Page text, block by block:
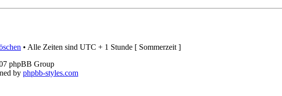
• Alle Zeiten sind UTC + 1 Stunde [ Sommerzeit ]
phpBB Group
by phpbb-styles.com